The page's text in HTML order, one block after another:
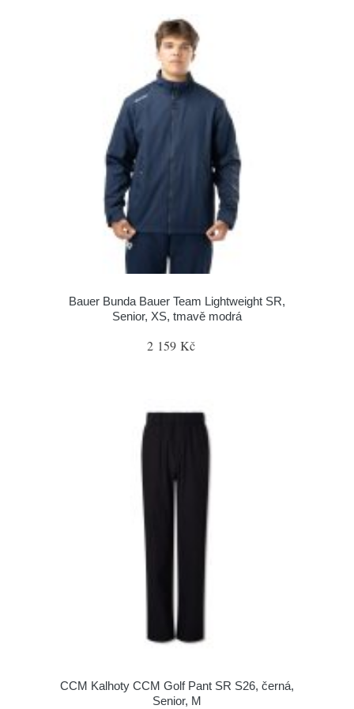
Bauer Bunda Bauer Team Lightweight SR,
Senior, XS, tmavě modrá
2 159 Kč
CCM Kalhoty CCM Golf Pant SR S26, černá,
Senior, M